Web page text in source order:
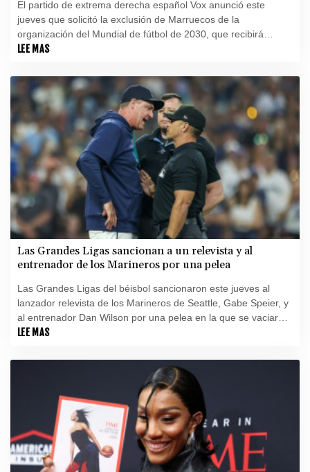
El partido de extrema derecha español Vox anunció este
jueves que solicitó la exclusión de Marruecos de la
organización del Mundial de fútbol de 2030, que recibirá
conjuntamente con España y Portugal, tras la crisis migratoria
de prosperar.
LEE MAS
Las Grandes Ligas sancionan a un relevista y al
entrenador de los Marineros por una pelea
Las Grandes Ligas del béisbol sancionaron este jueves al
lanzador relevista de los Marineros de Seattle, Gabe Speier, y
al entrenador Dan Wilson por una pelea en la que se vaciaron
los banquillos.
LEE MAS